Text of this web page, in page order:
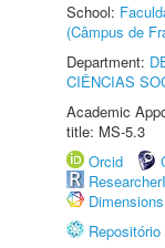
School:
(Câmpus de
Department:
CIÊNCIAS
Academic
title: MS-5.3
Orcid
Dimensions